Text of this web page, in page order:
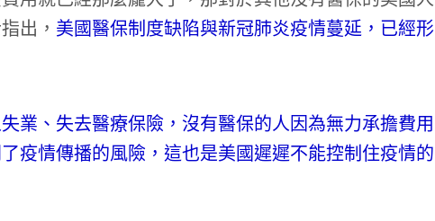
出， 美國醫保制度缺陷與新冠肺炎疫情蔓延，已經形
業、失去醫療保險，沒有醫保的人因為無力承擔費用
疫情傳播的風險，這也是美國遲遲不能控制住疫情的